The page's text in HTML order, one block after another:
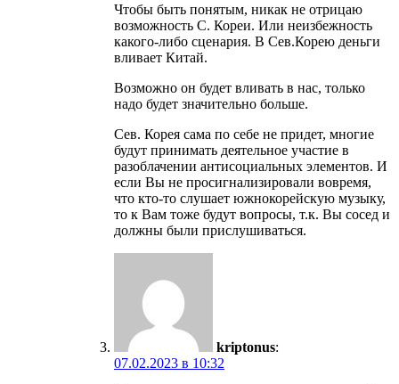
Чтобы быть понятым, никак не отрицаю
возможность С. Кореи. Или неизбежность
какого-либо сценария. В Сев.Корею деньги
вливает Китай.
Возможно он будет вливать в нас, только
надо будет значительно больше.
Сев. Корея сама по себе не придет, многие
будут принимать деятельное участие в
разоблачении антисоциальных элементов. И
если Вы не просигнализировали вовремя,
что кто-то слушает южнокорейскую музыку,
то к Вам тоже будут вопросы, т.к. Вы сосед и
должны были прислушиваться.
kriptonus:
07.02.2023 в 10:32